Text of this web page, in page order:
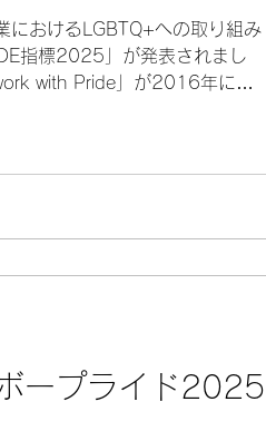
おけるLGBTQ+への取り組み
指標2025」が発表されまし
with Pride」が2016年に策
定しました。 弊所（社会保険
も年々増え、企業や団体が果
をご検討の方は、ぜひお問合
ープライド2025